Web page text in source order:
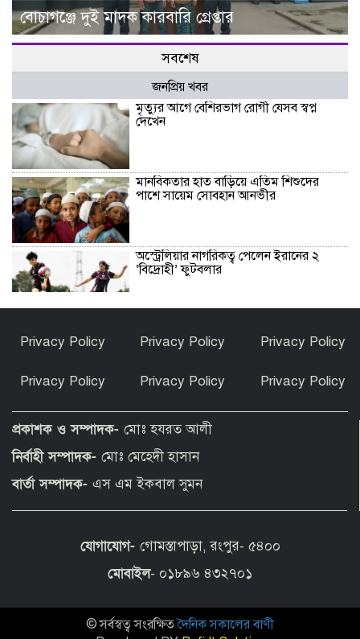
বোচাগঞ্জে দুই মাদক কারবারি গ্রেপ্তার
সবশেষ
জনপ্রিয় খবর
মৃত্যুর আগে বেশিরভাগ রোগী যেসব স্বপ্ন
দেখেন
মানবিকতার হাত বাড়িয়ে এতিম শিশুদের
পাশে সায়েম সোবহান আনভীর
অস্ট্রেলিয়ার নাগরিকত্ব পেলেন ইরানের ২
‘বিদ্রোহী’ ফুটবলার
ভারত
সাকিব আল হাসান
নারী এশিয়া কাপে বাংলাদেশের গ্রুপে নেই
ভারত-পাকিস্তান
গাজায় ৩০০ দিনে ৩০০ শিশু নিহত, ফিলিস্তিনি
বেদুইনদের উচ্ছেদে অভিযান চলছে
সত্যিই কি হামজা চৌধুরী লেস্টার সিটি
Privacy Policy Privacy Policy Privacy Policy
Privacy Policy Privacy Policy Privacy Policy
প্রকাশক ও সম্পাদক- মোঃ হযরত আলী
নির্বাহী সম্পাদক- মোঃ মেহেদী হাসান
বার্তা সম্পাদক- এস এম ইকবাল সুমন
যোগাযোগ- গোমস্তাপাড়া, রংপুর- ৫৪০০
মোবাইল- ০১৮৯৬ ৪৩২৭০১
© সর্বস্বত্ব সংরক্ষিতদৈনিক সকালের বাণী